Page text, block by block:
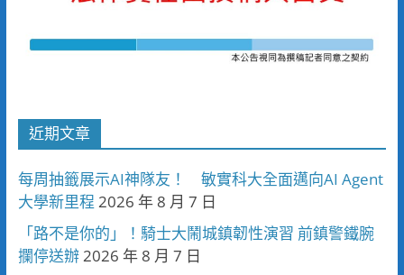
近期文章
每周抽籤展示AI神隊友！ 敏實科大全面邁向AI Agent
大學新里程 2026 年 8 月 7 日
「路不是你的」！騎士大鬧城鎮韌性演習 前鎮警鐵腕
攔停送辦2026 年 8 月 7 日